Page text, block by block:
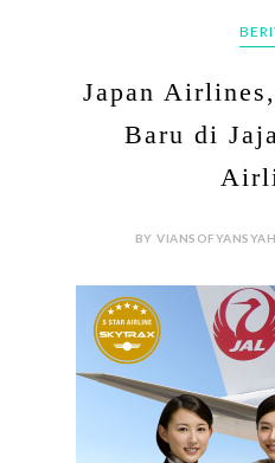
Japan
Baru di
BY